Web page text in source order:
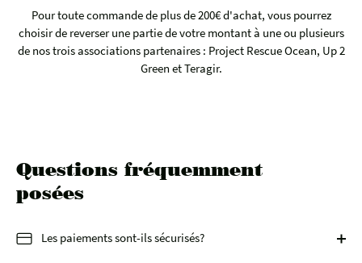
Pour toute commande de plus de 200€ d'achat, vous pourrez
choisir de reverser une partie de votre montant à une ou plusieurs
de nos trois associations partenaires : Project Rescue Ocean, Up 2
Green et Teragir.
Questions fréquemment
posées
Les paiements sont-ils sécurisés?